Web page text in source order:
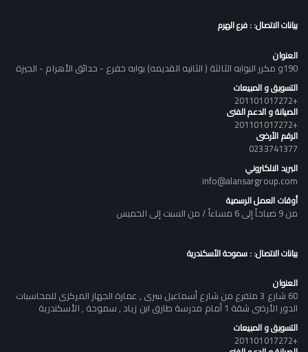
بيانات الاتصال: : فرع الهرم
العنوان
190و مكرر البوابه الثالثة ( الثانيه القديمه) بوابه خفرع - حدائق الأهرام - الجيزة
التسويق و المبيعات
+201101017272
الصيانة و الدعم الفنى
+201101017272
الرقم الأرضى
0233741377
البريد الالكتروني
info@alansargroup.com
أوقات العمل الرسمية
من 9 صباحاً إلى 6 مساءاً / من السبت إلى الخميس
بيانات الاتصال: : سموحة الأسكندرية
العنوان
60 شارع 3 متفرع من شارع أسماعيل سرى , عمارة الجهاز المركزى للمحاسبات
الدور الأرضى شقة 1 أمام مدرسة طارق ابن زياد , سموحة , الأسكندرية
التسويق و المبيعات
+201101017272